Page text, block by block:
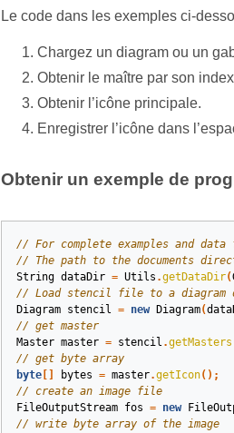
Le code dans les exemples ci-
Chargez un diagram ou un
Obtenir le maître par son index
Obtenir l’icône principale.
Enregistrer l’icône dans
Obtenir un exemple de
// For complete examples and
// The path to the documents
String dataDir = Utils .getDataDir(
// Load stencil file to a diagram
Diagram
stencil = new Diagram(
// get master
Master master = stencil .getMasters
// get byte array
byte[] bytes = master.getIcon();
// create an image file
FileOutputStream
fos = new
// write byte array of the image